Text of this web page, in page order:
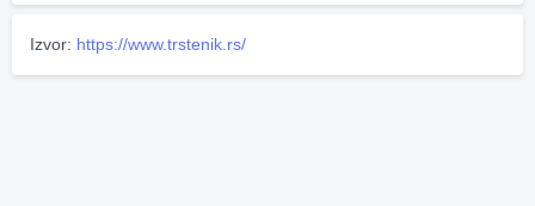
Izvor: https://www.trstenik.rs/